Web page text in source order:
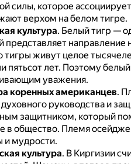
силы, которое
верхом на белом тигре.
культура. Белый тигр —
представляет направление
тигры живут целое
пятьсот лет. Поэтому
уважения.
коренных американцев.
руководства и
защитником, который
в общество. Племя
и мудрости.
культура. В Киргизии